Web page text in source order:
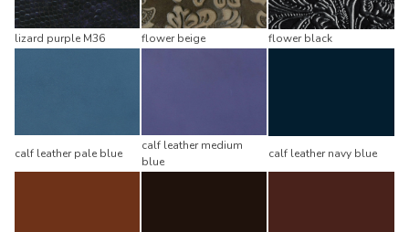
lizard purple M36 flower beige flower black
calf leather pale blue
calf leather medium
blue
calf leather navy blue